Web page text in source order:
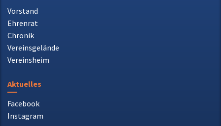
Vorstand
Ehrenrat
Chronik
Vereinsgelände
Vereinsheim
Aktuelles
Facebook
Instagram